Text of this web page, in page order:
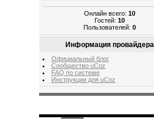
Онлайн всего:10
Гостей:10
Пользователей:0
Информация провайдера
Официальный блог
Сообщество uCoz
FAQ по системе
Инструкции для uCoz